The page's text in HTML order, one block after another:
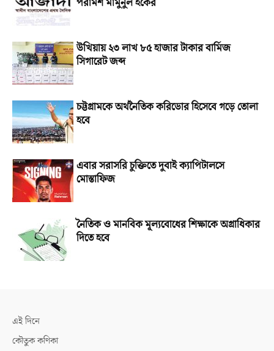
পরামর্শ মামুনুল হকের
উখিয়ায় ২৩ লাখ ৮৫ হাজার টাকার বার্মিজ
সিগারেট জব্দ
চট্টগ্রামকে অর্থনৈতিক করিডোর হিসেবে গড়ে তোলা
হবে
এবার সরাসরি চুক্তিতে দুবাই ক্যাপিটালসে
মোস্তাফিজ
নৈতিক ও মানবিক মূল্যবোধের শিক্ষাকে অগ্রাধিকার
দিতে হবে
এই দিনে
কৌতুক কণিকা